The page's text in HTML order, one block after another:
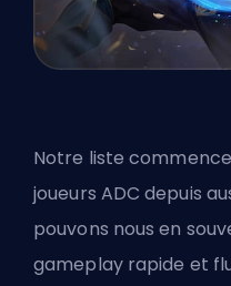
Notre liste
joueurs ADC depuis
pouvons nous en
gameplay rapide et